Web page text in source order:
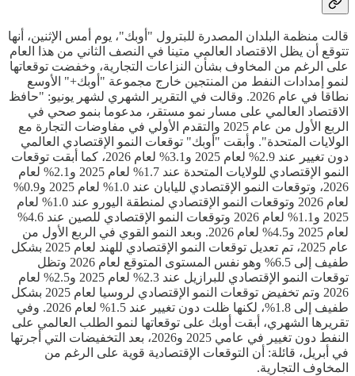
قالت منظمة البلدان المصدرة للبترول "أوبك"، يوم أمس الإثنين، أنها
تتوقع أن يظل الاقتصاد العالمي متينا في النصف الثاني من هذا العام
على الرغم من المخاوف بشأن النزاعات التجارية، وخفضت توقعاتها
لنمو إمدادات النفط من المنتجين خارج مجموعة "أوبك+" الأوسع
نطاقا في عام 2026. وقالت في التقرير الشهري لشهر يونيو: "حافظ
الاقتصاد العالمي على مسار نمو مستقر، مدعوما بنمو صحي في
الربع الأول من عام 2025 والتقدم الأولي في مفاوضات التجارة مع
الولايات المتحدة". وأبقت "أوبك" توقعات النمو الإقتصادي العالمي
دون تغيير عند 2.9% لعام 2025 و3.1% لعام 2026، كما أبقت توقعات
النمو الإقتصادي للولايات المتحدة عند 1.7% لعام 2025 و2.1% لعام
2026، وتوقعات النمو الإقتصادي لليابان عند 1.0% لعام 2025 و0.9%
لعام 2026 وتوقعات النمو الإقتصادي لمنطقة اليورو عند 1.0% لعام
2025 و1.1% لعام 2026 وتوقعات النمو الإقتصادي للصين عند 4.6%
لعام 2025 و4.5% لعام 2026. وبعد النمو القوي في الربع الأول من
عام 2025، تم تعديل توقعات النمو الإقتصادي للهند لعام 2025 بشكل
طفيف إلى 6.5% وهو نفس المستوى المتوقع لعام 2026 وتظل
توقعات النمو الإقتصادي للبرازيل عند 2.3% لعام 2025 و2.5% لعام
2026 وتم تخفيض توقعات النمو الإقتصادي لروسيا لعام 2025 بشكل
طفيف إلى 1.8%، لكنها ظلت دون تغيير عند 1.5% لعام 2026. وفي
تقريرها الشهري، أبقت أوبك على توقعاتها لنمو الطلب العالمي على
النفط دون تغيير في عامي 2025 و2026، بعد التخفيضات التي أجرتها
في أبريل، قائلة: أن التوقعات الإقتصادية قوية على الرغم من
المخاوف التجارية.